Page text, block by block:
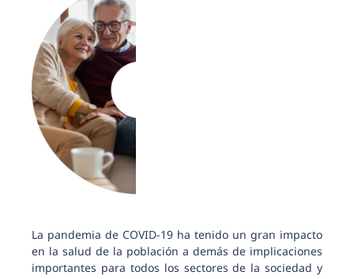
La pandemia de COVID-19ha tenido un gran impacto
en la salud de la población a demás de implicaciones
importantes para todos los sectores de la sociedad y